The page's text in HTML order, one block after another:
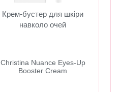
Крем-бустер для шкіри
навколо очей
Christina Nuance Eyes-Up
Booster Cream